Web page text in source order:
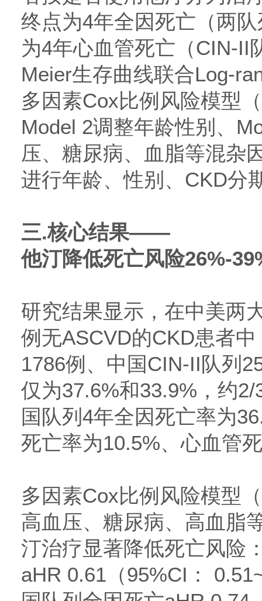
终点为4年全因死亡（两
为4年心血管死亡（CIN-II
Meier生存曲线联合Log-
多因素Cox比例风险模型
Model 2调整年龄性别、
压、糖尿病、血脂等混杂
进行年龄、性别、CKD分
三.核心结果——
他汀降低死亡风险26%-
研究结果显示，在中美两
例无ASCVD的CKD患者
1786例、中国CIN-II队列
仅为37.6%和33.9%，约
国队列4年全因死亡率为
死亡率为10.5%、心血管
多因素Cox比例风险模型
高血压、糖尿病、高血脂
汀治疗显著降低死亡风险
aHR 0.61（95%CI：